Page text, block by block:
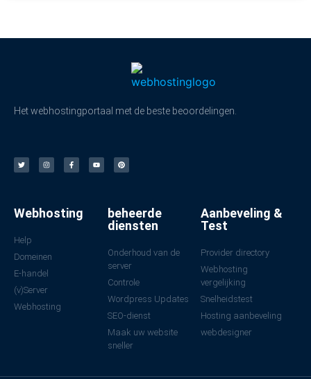
Het webhostingportaal met de beste beoordelingen.
Webhosting
Help
Domeinen
E-handel
(v)Server
Webhosting
beheerde
diensten
Onderhoud van de
server
Controle
Wordpress Updates
SEO-dienst
Maak uw website
sneller
Aanbeveling &
Test
Provider directory
Webhosting
vergelijking
Snelheidstest
Hosting aanbeveling
webdesigner